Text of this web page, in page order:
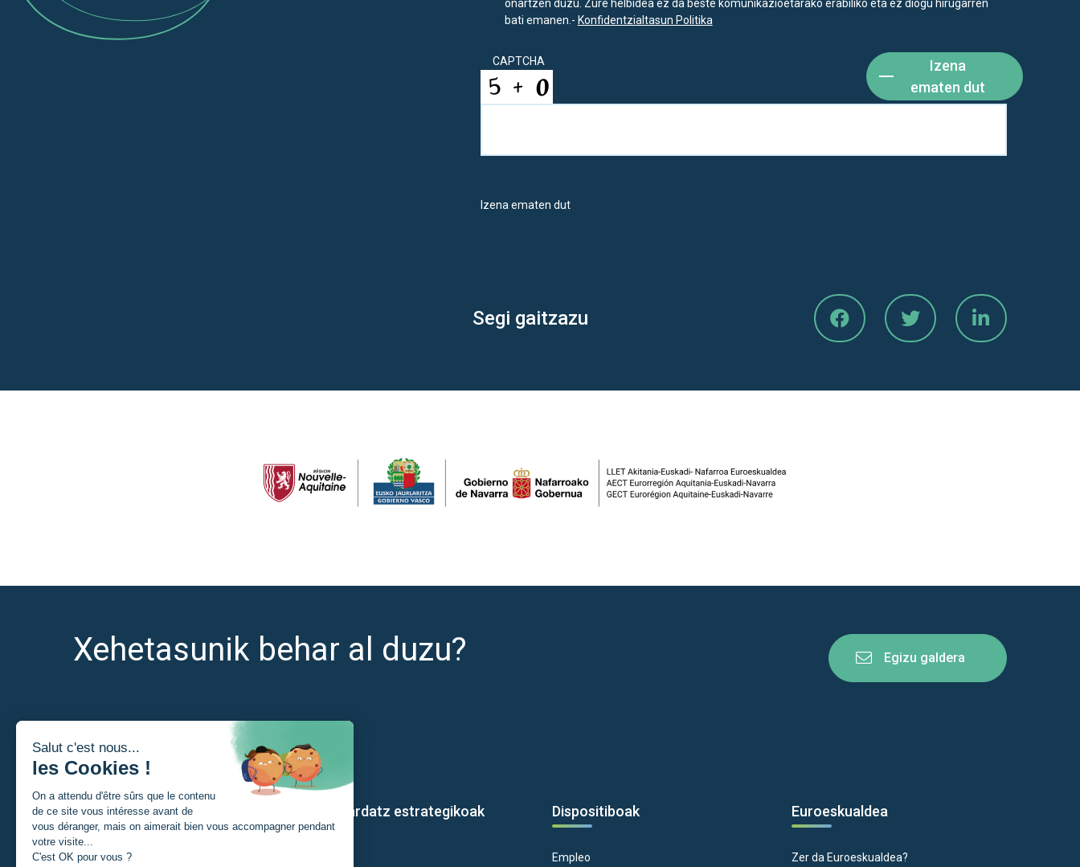
onartzen duzu. Zure helbidea ez da beste komunikazioetarako erabiliko eta ez diogu hirugarren
bati emanen.- Konfidentzialtasun Politika
CAPTCHA
Izena
ematen dut
Izena ematen dut
Segi gaitzazu
Xehetasunik behar al duzu? Egizu galdera
Nor naiz?
Ikaslea
Gure ardatz estrategikoak Dispositiboak
Empleo
Euroeskualdea
Zer da Euroeskualdea?